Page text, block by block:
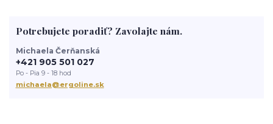
novinky
devoted creations servis solaria
Potrebujete poradiť? Zavolajte nám.
Michaela Čerňanská
+421 905 501 027
Po - Pia 9 - 18 hod
michaela@ergoline.sk